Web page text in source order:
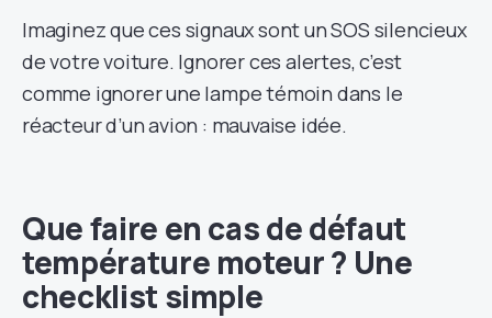
Imaginez que ces signaux sont un SOS silencieux
de votre voiture. Ignorer ces alertes, c’est
comme ignorer une lampe témoin dans le
réacteur d’un avion : mauvaise idée.
Que faire en cas de défaut
température moteur ? Une
checklist simple